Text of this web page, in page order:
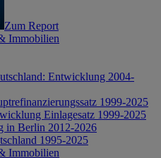
Zum Report
Immobilien
Entwicklung 2004-
1999-2025
Einlagesatz 1999-2025
in Berlin 2012-2026
1995-2025
Immobilien